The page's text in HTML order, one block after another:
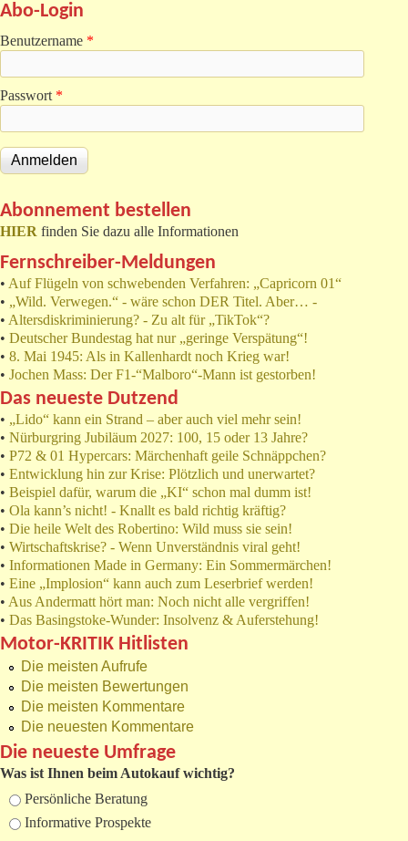
Abo-Login
Benutzername *
Passwort *
Abonnement bestellen
HIER finden Sie dazu alle Informationen
Fernschreiber-Meldungen
• Auf Flügeln von schwebenden Verfahren: „Capricorn 01“
• „Wild. Verwegen.“ - wäre schon DER Titel. Aber… -
• Altersdiskriminierung? - Zu alt für „TikTok“?
• Deutscher Bundestag hat nur „geringe Verspätung“!
• 8. Mai 1945: Als in Kallenhardt noch Krieg war!
• Jochen Mass: Der F1-“Malboro“-Mann ist gestorben!
Das neueste Dutzend
• „Lido“ kann ein Strand – aber auch viel mehr sein!
• Nürburgring Jubiläum 2027: 100, 15 oder 13 Jahre?
• P72 & 01 Hypercars: Märchenhaft geile Schnäppchen?
• Entwicklung hin zur Krise: Plötzlich und unerwartet?
• Beispiel dafür, warum die „KI“ schon mal dumm ist!
• Ola kann’s nicht! - Knallt es bald richtig kräftig?
• Die heile Welt des Robertino: Wild muss sie sein!
• Wirtschaftskrise? - Wenn Unverständnis viral geht!
• Informationen Made in Germany: Ein Sommermärchen!
• Eine „Implosion“ kann auch zum Leserbrief werden!
• Aus Andermatt hört man: Noch nicht alle vergriffen!
• Das Basingstoke-Wunder: Insolvenz & Auferstehung!
Motor-KRITIK Hitlisten
Die meisten Aufrufe
Die meisten Bewertungen
Die meisten Kommentare
Die neuesten Kommentare
Die neueste Umfrage
Was ist Ihnen beim Autokauf wichtig?
Auswahlmöglichkeiten
Persönliche Beratung
Informative Prospekte